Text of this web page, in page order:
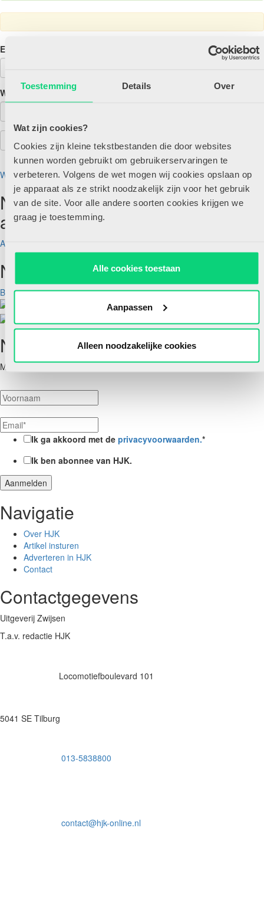
Toestemming Details Over
Wat zijn cookies?
Cookies zijn kleine tekstbestanden die door websites
kunnen worden gebruikt om gebruikerservaringen te
verbeteren. Volgens de wet mogen wij cookies opslaan op
je apparaat als ze strikt noodzakelijk zijn voor het gebruik
van de site. Voor alle andere soorten cookies krijgen we
graag je toestemming.
Alle cookies toestaan
Aanpassen
Alleen noodzakelijke cookies
E-mailadres
Wachtwoord
Wachtwoord vergeten?
Nog geen account maar wel
abonnee?
Account aanmaken
Nog geen abonnee?
Bekijk aanbod
Nieuwsbrief
Meld je hieronder aan voor de nieuwsbrief van HJK
Ik ga akkoord met de privacyvoorwaarden.*
Ik ben abonnee van HJK.
Navigatie
Over HJK
Artikel insturen
Adverteren in HJK
Contact
Contactgegevens
Uitgeverij Zwijsen
T.a.v. redactie HJK
Locomotiefboulevard 101
5041 SE Tilburg
013-5838800
contact@hjk-online.nl